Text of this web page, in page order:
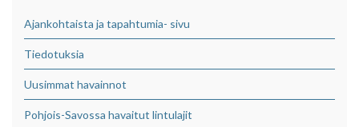
Ajankohtaista ja tapahtumia- sivu
Tiedotuksia
Uusimmat havainnot
Pohjois-Savossa havaitut lintulajit